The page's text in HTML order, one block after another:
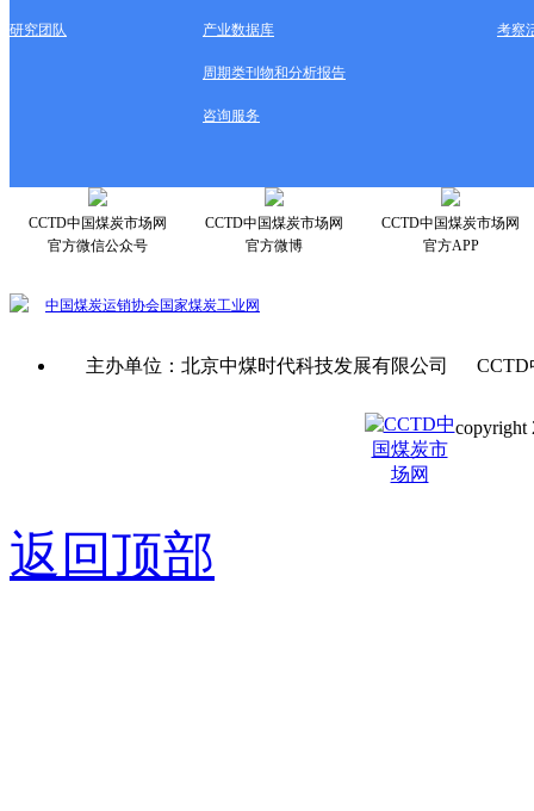
研究团队 产业数据库 考察
周期类刊物和分析报告
咨询服务
CCTD中国煤炭市场网
官方微信公众号
CCTD中国煤炭市场网
官方微博
CCTD中国煤炭市场网
官方APP
中国煤炭运销协会国家煤炭工业网
主办单位：北京中煤时代科技发展有限公司
copyright
返回顶部